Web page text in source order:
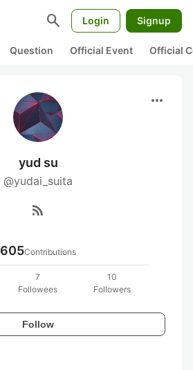
search Login Signup
Question Official Event Official
more_horiz
yud su
@yudai_suita
rss_feed
605Contributions
7
Followees
10
Followers
Follow